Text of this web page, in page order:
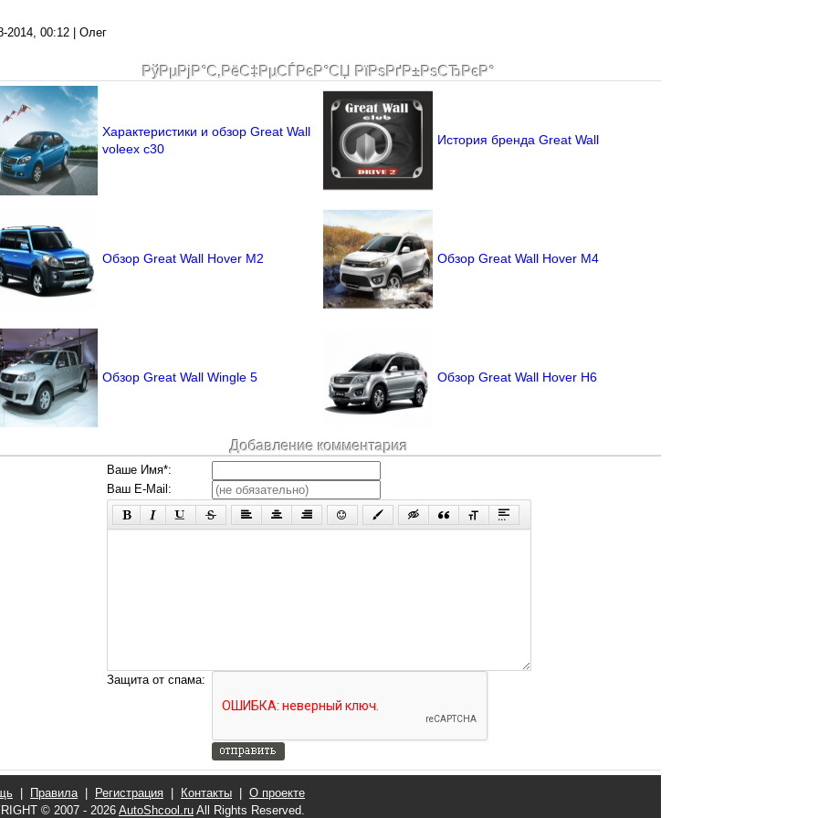
2014, 00:12 | Олег
РўРµРјР°С‚РёС‡РµСЃРєР°СЏ РїРѕРґР±РѕСЂРєР°
Характеристики и обзор Great Wall
voleex c30
История бренда Great Wall
Обзор Great Wall Hover M2 Обзор Great Wall Hover M4
Обзор Great Wall Wingle 5 Обзор Great Wall Hover H6
Добавление комментария
Ваше Имя*:
Ваш E-Mail:
Защита от спама:
Правила| Регистрация Контакты
О проекте
© 2007 - 2026 AutoShcool.ru All Rights Reserved.